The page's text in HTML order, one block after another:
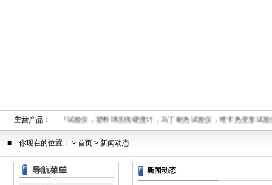
主营产品：
融指数仪,电压击穿试验仪，塑料球压痕硬度计，马丁耐热试验仪，维卡热变形试
■ 你现在的位置： > 首页 > 新闻动态
新闻动态